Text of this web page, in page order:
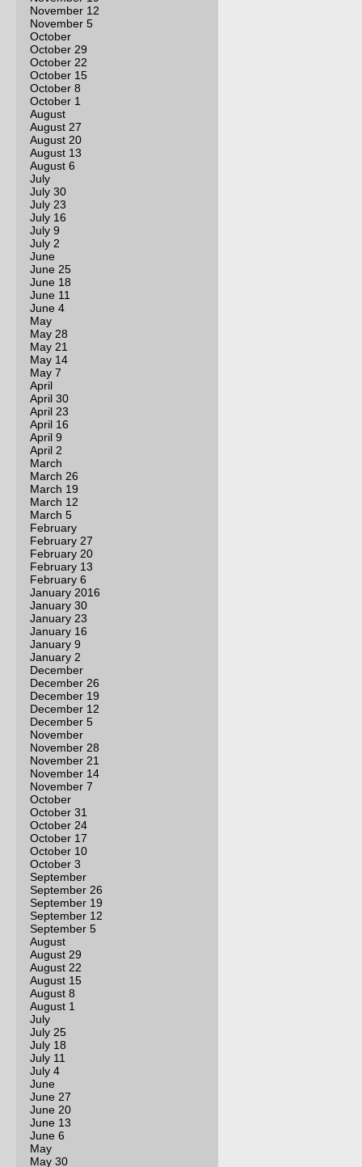
November 12
November 5
October
October 29
October 22
October 15
October 8
October 1
August
August 27
August 20
August 13
August 6
July
July 30
July 23
July 16
July 9
July 2
June
June 25
June 18
June 11
June 4
May
May 28
May 21
May 14
May 7
April
April 30
April 23
April 16
April 9
April 2
March
March 26
March 19
March 12
March 5
February
February 27
February 20
February 13
February 6
January 2016
January 30
January 23
January 16
January 9
January 2
December
December 26
December 19
December 12
December 5
November
November 28
November 21
November 14
November 7
October
October 31
October 24
October 17
October 10
October 3
September
September 26
September 19
September 12
September 5
August
August 29
August 22
August 15
August 8
August 1
July
July 25
July 18
July 11
July 4
June
June 27
June 20
June 13
June 6
May
May 30